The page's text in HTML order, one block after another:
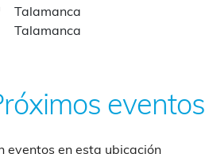
Talamanca
Talamanca
eventos
eventos en esta ubicación